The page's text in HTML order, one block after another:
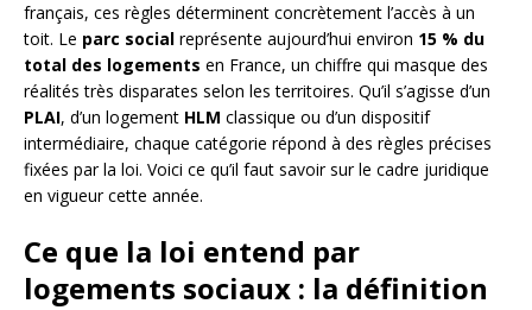
français, ces règles déterminent concrètement l’accès à un
toit. Le parc social représente aujourd’hui environ 15 % du
total des logements en France, un chiffre qui masque des
réalités très disparates selon les territoires. Qu’il s’agisse d’un
PLAI, d’un logement HLM classique ou d’un dispositif
intermédiaire, chaque catégorie répond à des règles précises
fixées par la loi. Voici ce qu’il faut savoir sur le cadre juridique
en vigueur cette année.
Ce que la loi entend par
logements sociaux : la définition